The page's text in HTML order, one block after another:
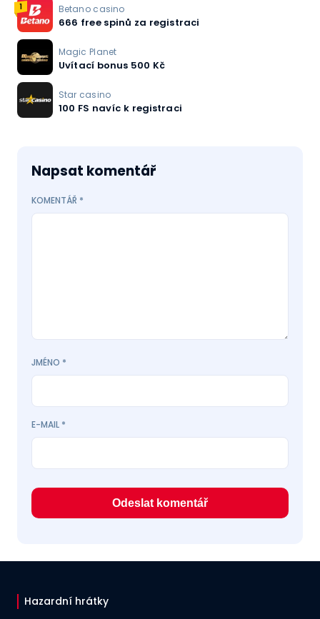
1 Betano casino
666 free spinů za registraci
Magic Planet
Uvítací bonus 500 Kč
Star casino
100 FS navíc k registraci
Napsat komentář
KOMENTÁŘ *
JMÉNO *
E-MAIL *
Hazardní hrátky